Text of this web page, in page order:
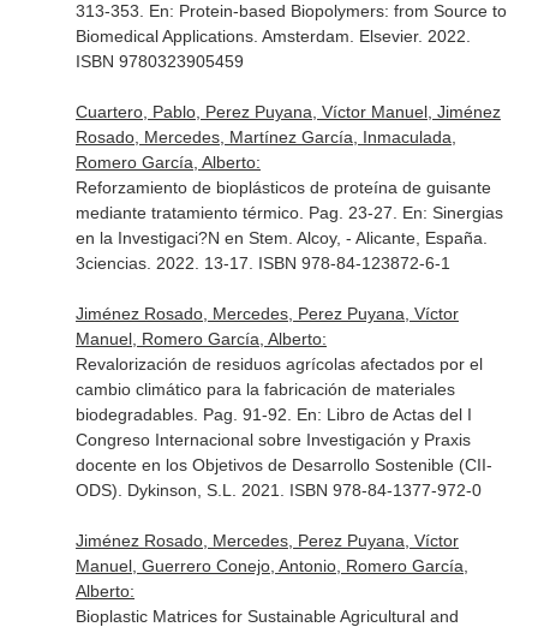
313-353. En: Protein-based Biopolymers: from Source to
Biomedical Applications. Amsterdam. Elsevier. 2022.
ISBN 9780323905459
Cuartero, Pablo, Perez Puyana, Víctor Manuel, Jiménez
Rosado, Mercedes, Martínez García, Inmaculada,
Romero García, Alberto:
Reforzamiento de bioplásticos de proteína de guisante
mediante tratamiento térmico. Pag. 23-27. En: Sinergias
en la Investigaci?N en Stem . Alcoy, - Alicante, España.
3ciencias. 2022. 13-17. ISBN 978-84-123872-6-1
Jiménez Rosado, Mercedes, Perez Puyana, Víctor
Manuel, Romero García, Alberto:
Revalorización de residuos agrícolas afectados por el
cambio climático para la fabricación de materiales
biodegradables. Pag. 91-92. En: Libro de Actas del I
Congreso Internacional sobre Investigación y Praxis
docente en los Objetivos de Desarrollo Sostenible (CII-
ODS) . Dykinson, S.L. 2021. ISBN 978-84-1377-972-0
Jiménez Rosado, Mercedes, Perez Puyana, Víctor
Manuel, Guerrero Conejo, Antonio, Romero García,
Alberto:
Bioplastic Matrices for Sustainable Agricultural and